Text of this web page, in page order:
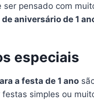
ser pensado com
aniversário de 1
especiais
a festa de 1 ano
simples ou